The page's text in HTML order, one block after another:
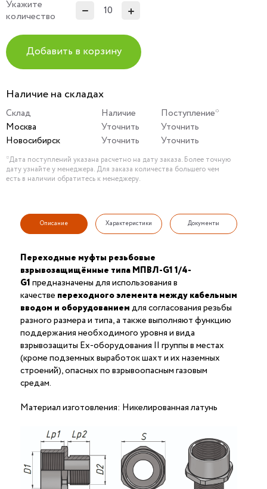
Укажите
количество
Добавить в корзину
Наличие на складах
Склад Наличие
Поступление*
Москва
Уточнить
Уточнить
Новосибирск
Уточнить Уточнить
*Дата поступлений указана расчетно на дату заказа. Более точную
дату узнайте у менеджера. Для заказа количества большего чем
есть в наличии обратитесь к менеджеру.
Описание Характеристики Документы
Переходные муфты резьбовые
взрывозащищённые типа МПВЛ-G1 1/4-
G1предназначены для использования в
качестве переходного элемента между кабельным
вводом и оборудованиемдля согласования резьбы
разного размера и типа, а также выполняют функцию
поддержания необходимого уровня и вида
взрывозащиты Ex-оборудования II группы в местах
(кроме подземных выработок шахт и их наземных
строений), опасных по взрывоопасным газовым
средам.
Материал изготовления: Никелированная латунь